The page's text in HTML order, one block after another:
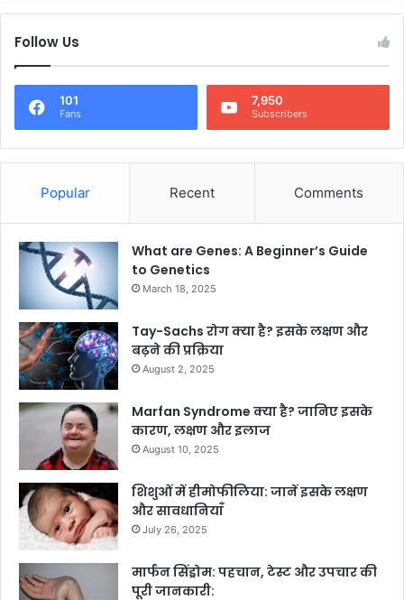
Follow Us
101
Fans
7,950
Subscribers
Popular Recent Comments
What are Genes: A Beginner’s Guide
to Genetics
March 18, 2025
Tay-Sachs रोग क्या है? इसके लक्षण और
बढ़ने की प्रक्रिया
August 2, 2025
Marfan Syndrome क्या है? जानिए इसके
कारण, लक्षण और इलाज
August 10, 2025
शिशुओं में हीमोफीलिया: जानें इसके लक्षण
और सावधानियाँ
July 26, 2025
मार्फन सिंड्रोम: पहचान, टेस्ट और उपचार की
पूरी जानकारी: